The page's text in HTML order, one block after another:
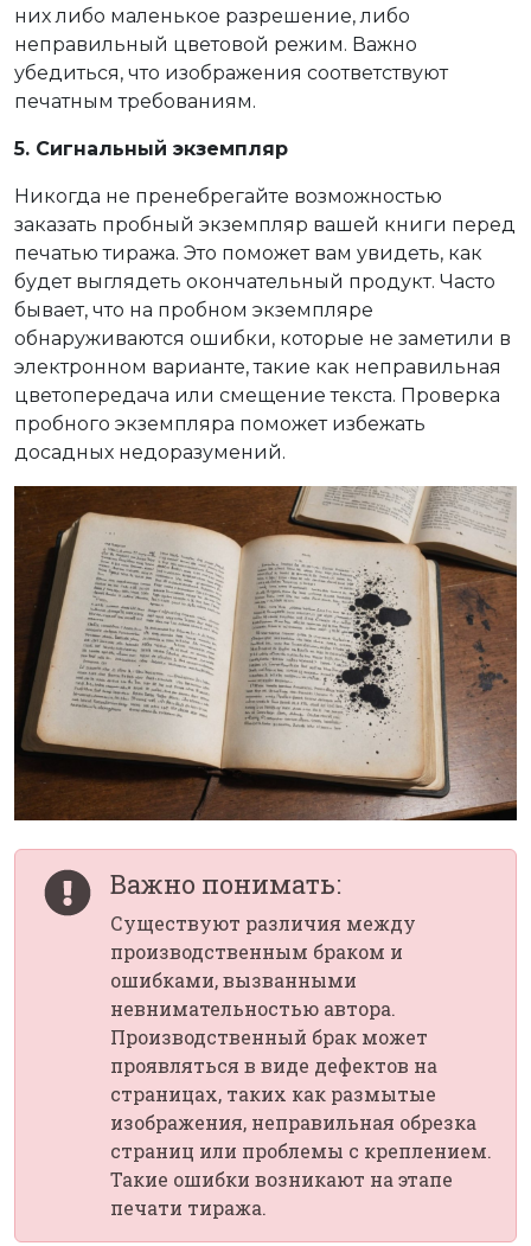
них либо маленькое разрешение, либо
неправильный цветовой режим. Важно
убедиться, что изображения соответствуют
печатным требованиям.
5. Сигнальный экземпляр
Никогда не пренебрегайте возможностью
заказать пробный экземпляр вашей книги перед
печатью тиража. Это поможет вам увидеть, как
будет выглядеть окончательный продукт. Часто
бывает, что на пробном экземпляре
обнаруживаются ошибки, которые не заметили в
электронном варианте, такие как неправильная
цветопередача или смещение текста. Проверка
пробного экземпляра поможет избежать
досадных недоразумений.
Важно понимать:
Существуют различия между
производственным браком и
ошибками, вызванными
невнимательностью автора.
Производственный брак может
проявляться в виде дефектов на
страницах, таких как размытые
изображения, неправильная обрезка
страниц или проблемы с креплением.
Такие ошибки возникают на этапе
печати тиража.